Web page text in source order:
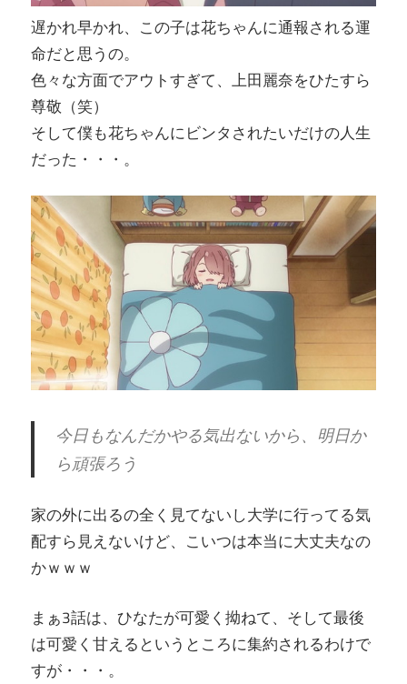
遅かれ早かれ、この子は花ちゃんに通報される運
命だと思うの。
色々な方面でアウトすぎて、上田麗奈をひたすら
尊敬（笑）
そして僕も花ちゃんにビンタされたいだけの人生
だった・・・。
今日もなんだかやる気出ないから、明日か
ら頑張ろう
家の外に出るの全く見てないし大学に行ってる気
配すら見えないけど、こいつは本当に大丈夫なの
かｗｗｗ
まぁ3話は、ひなたが可愛く拗ねて、そして最後
は可愛く甘えるというところに集約されるわけで
すが・・・。